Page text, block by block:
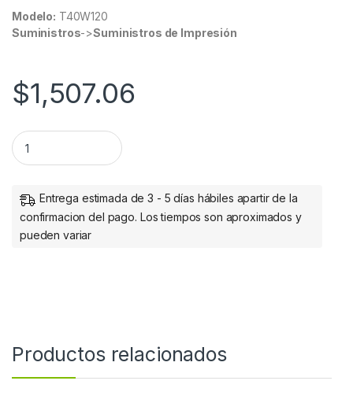
Modelo: T40W120
Suministros->Suministros de Impresión
$1,507.06
Cartucho Epson T40W Negro, 80ml BLACK 80ML quantity
Entrega estimada de 3 - 5 días hábiles apartir de la
confirmacion del pago. Los tiempos son aproximados y
pueden variar
Productos relacionados